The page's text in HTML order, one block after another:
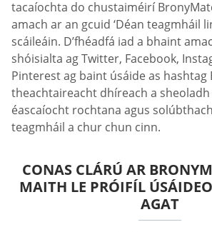
tacaíochta do chustaiméirí
amach ar an gcuid ‘Déan teagmháil
scáileáin. D’fhéadfá iad a bhaint
shóisialta ag Twitter, Facebook,
Pinterest ag baint úsáide as
theachtaireacht dhíreach a sheoladh
éascaíocht rochtana agus
teagmháil a chur chun cinn.
CONAS CLÁRÚ AR
MAITH LE PRÓIFÍL
AGAT